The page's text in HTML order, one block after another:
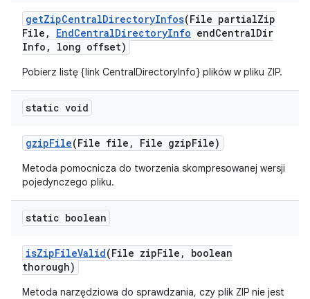
getZipCentralDirectoryInfos(File partialZip
File , EndCentralDirectoryInfo endCentralDir
Info , long offset)
Pobierz listę {link CentralDirectoryInfo} plików w pliku ZIP.
static void
gzipFile(File file , File gzipFile)
Metoda pomocnicza do tworzenia skompresowanej wersji
pojedynczego pliku.
static boolean
isZipFileValid(File zipFile ,
boolean
thorough)
Metoda narzędziowa do sprawdzania, czy plik ZIP nie jest